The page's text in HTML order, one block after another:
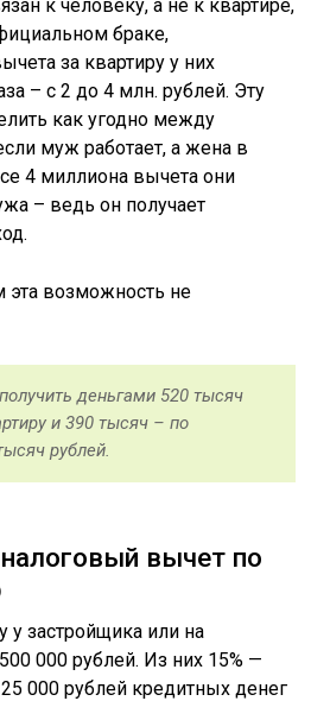
к человеку, а не к квартире,
браке,
за квартиру у них
– с 2 до 4 млн. рублей. Эту
как угодно между
муж работает, а жена в
4 миллиона вычета они
– ведь он получает
эта возможность не
деньгами 520 тысяч
и 390 тысяч – по
рублей.
вычет по
у застройщика или на
000 рублей. Из них 15% —
000 рублей кредитных денег